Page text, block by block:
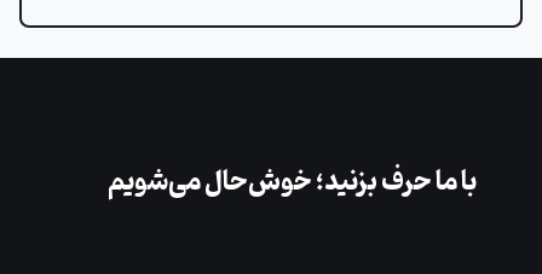
با ما حرف بزنید؛ خوش‌حال می‌شویم